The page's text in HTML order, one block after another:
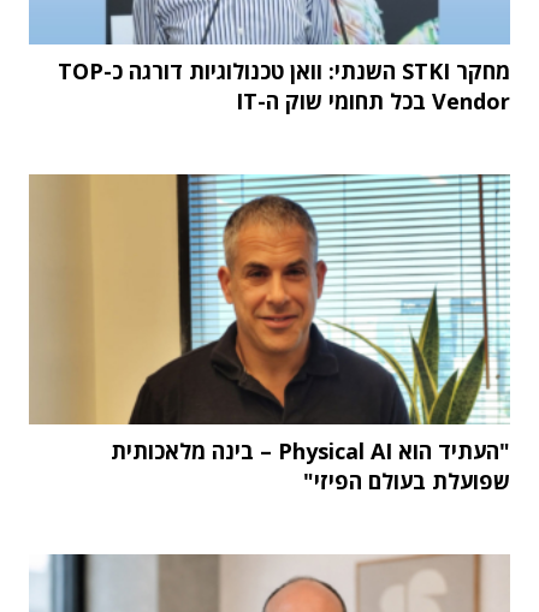
מחקר STKI השנתי: וואן טכנולוגיות דורגה כ-TOP
Vendor בכל תחומי שוק ה-IT
"העתיד הוא Physical AI – בינה מלאכותית
שפועלת בעולם הפיזי"